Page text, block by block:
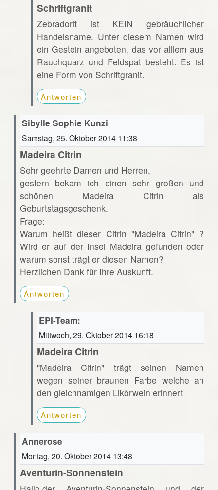
Schriftgranit
Zebradorit ist KEIN gebräuchlicher
Handelsname. Unter diesem Namen wird
ein Gestein angeboten, das vor alllem aus
Rauchquarz und Feldspat besteht. Es ist
eine Form von Schriftgranit.
Antworten
Sibylle Sophie Kunzi
Samstag, 25. Oktober 2014 11:38
Madeira Citrin
Sehr geehrte Damen und Herren,
gestern bekam ich einen sehr großen und
schönen Madeira Citrin als
Geburtstagsgeschenk.
Frage:
Warum heißt dieser Citrin "Madeira Citrin" ?
Wird er auf der Insel Madeira gefunden oder
warum sonst trägt er diesen Namen?
Herzlichen Dank für Ihre Auskunft.
Antworten
EPI-Team:
Mittwoch, 29. Oktober 2014 16:18
Madeira Citrin
"Madeira Citrin" trägt seinen Namen
wegen seiner braunen Farbe welche an
den gleichnamigen Likörwein erinnert
Antworten
Annerose
Montag, 20. Oktober 2014 13:48
Aventurin-Sonnenstein